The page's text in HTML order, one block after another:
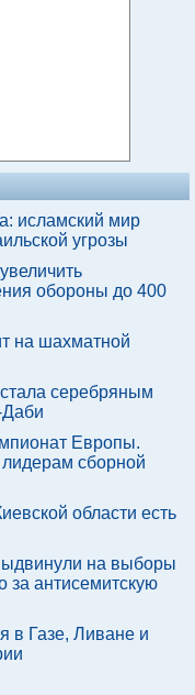
исламский мир
угрозы
обороны до 400
на шахматной
серебряным
Европы.
сборной
области есть
на выборы
за антисемитскую
в Газе, Ливане и